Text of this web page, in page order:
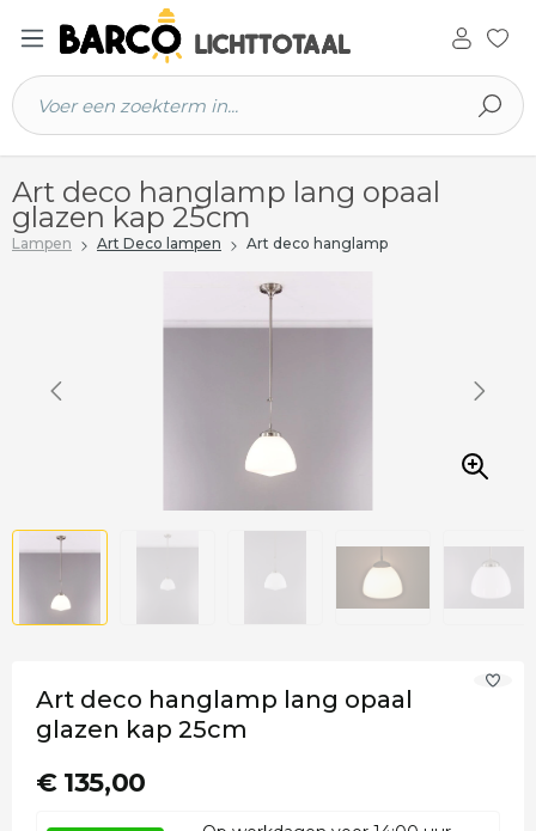
hoofdinhoud
Art deco hanglamp lang opaal
glazen kap 25cm
Lampen Art Deco lampen Art deco hanglamp
Art deco hanglamp lang opaal
glazen kap 25cm
€ 135,00